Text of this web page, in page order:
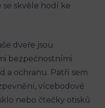
se skvěle hodí ke
dveře jsou
bezpečnostními
a ochranu. Patří sem
vícebodové
nebo čtečky otisků